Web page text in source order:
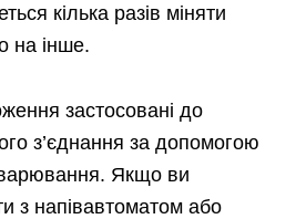
кілька разів міняти
на інше.
застосовані до
з’єднання за допомогою
Якщо ви
з напівавтоматом або